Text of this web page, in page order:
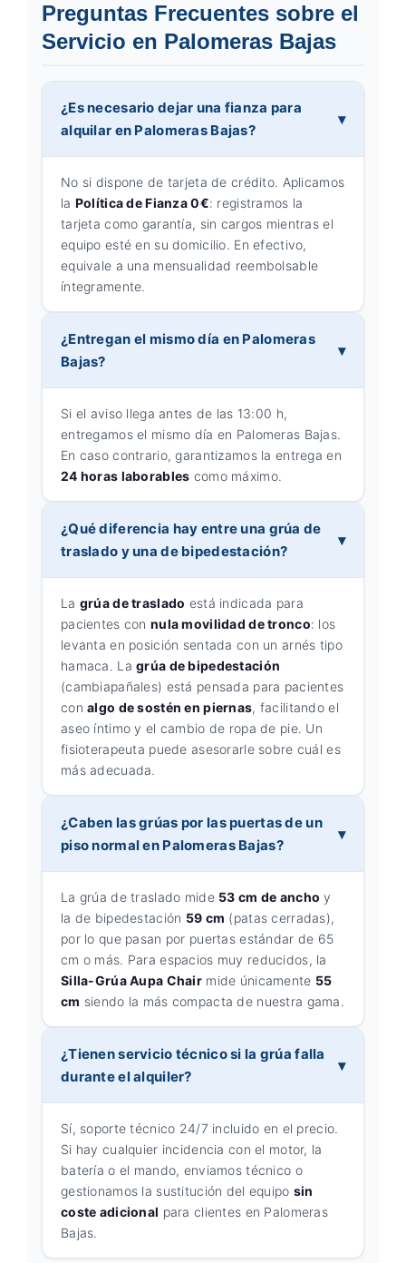
Preguntas Frecuentes sobre el
Servicio en Palomeras Bajas
¿Es necesario dejar una fianza para
alquilar en Palomeras Bajas?
No si dispone de tarjeta de crédito. Aplicamos
la Política de Fianza 0€: registramos la
tarjeta como garantía, sin cargos mientras el
equipo esté en su domicilio. En efectivo,
equivale a una mensualidad reembolsable
íntegramente.
¿Entregan el mismo día en Palomeras
Bajas?
Si el aviso llega antes de las 13:00 h,
entregamos el mismo día en Palomeras Bajas.
En caso contrario, garantizamos la entrega en
24 horas laborables como máximo.
¿Qué diferencia hay entre una grúa de
traslado y una de bipedestación?
La grúa de traslado está indicada para
pacientes con nula movilidad de tronco: los
levanta en posición sentada con un arnés tipo
hamaca. Lagrúa de bipedestación
(cambiapañales) está pensada para pacientes
conalgo de sostén en piernas, facilitando el
aseo íntimo y el cambio de ropa de pie. Un
fisioterapeuta puede asesorarle sobre cuál es
más adecuada.
¿Caben las grúas por las puertas de un
piso normal en Palomeras Bajas?
La grúa de traslado mide 53 cm de ancho y
la de bipedestación 59 cm (patas cerradas),
por lo que pasan por puertas estándar de 65
cm o más. Para espacios muy reducidos, la
Silla-Grúa Aupa Chair mide únicamente 55
cm siendo la más compacta de nuestra gama.
¿Tienen servicio técnico si la grúa falla
durante el alquiler?
Sí, soporte técnico 24/7 incluido en el precio.
Si hay cualquier incidencia con el motor, la
batería o el mando, enviamos técnico o
gestionamos la sustitución del equipo sin
coste adicional para clientes en Palomeras
Bajas.